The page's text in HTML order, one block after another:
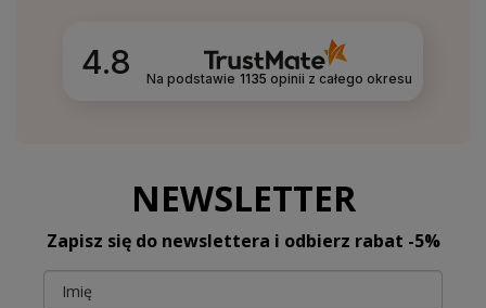
4.8 Na podstawie 1135 opinii z całego okresu
NEWSLETTER
Zapisz się do newslettera i odbierz rabat -5%